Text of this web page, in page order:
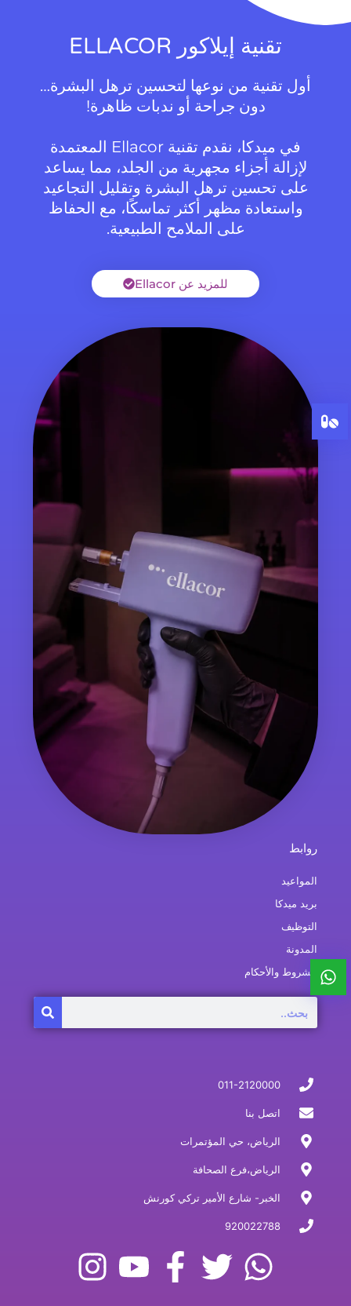
تقنية إيلاكور ELLACOR
أول تقنية من نوعها لتحسين ترهل البشرة…
دون جراحة أو ندبات ظاهرة!
في ميدكا، نقدم تقنية Ellacor المعتمدة
لإزالة أجزاء مجهرية من الجلد، مما يساعد
على تحسين ترهل البشرة وتقليل التجاعيد
واستعادة مظهر أكثر تماسكًا، مع الحفاظ
على الملامح الطبيعية.
للمزيد عن Ellacor
011-2120000
اتصل بنا
الرياض، حي المؤتمرات
الرياض،فرع الصحافة
الخبر- شارع الأمير تركي كورنش
920022788
W
T
F
Y
I
روابط
المواعيد
بريد ميدكا
التوظيف
المدونة
الشروط والأحكام
Search